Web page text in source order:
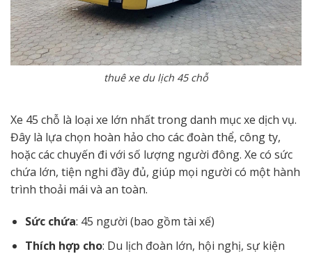
thuê xe du lịch 45 chỗ
Xe 45 chỗ là loại xe lớn nhất trong danh mục xe dịch vụ.
Đây là lựa chọn hoàn hảo cho các đoàn thể, công ty,
hoặc các chuyến đi với số lượng người đông. Xe có sức
chứa lớn, tiện nghi đầy đủ, giúp mọi người có một hành
trình thoải mái và an toàn.
Sức chứa: 45 người (bao gồm tài xế)
Thích hợp cho: Du lịch đoàn lớn, hội nghị, sự kiện